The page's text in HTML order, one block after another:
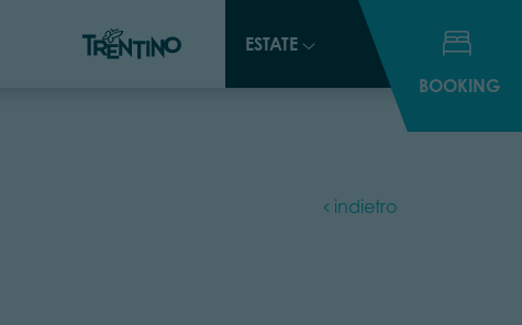
ESTATE
BOOKING
ESTATE
BOOKING
indietro